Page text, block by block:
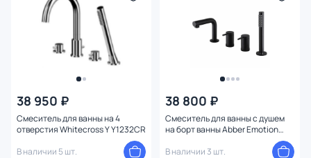
38 950 ₽
Смеситель для ванны на 4
отверстия Whitecross Y Y1232CR
В наличии 5 шт.
38 800 ₽
Смеситель для ванны с душем
на борт ванны Abber Emotion
В наличии 3 шт.